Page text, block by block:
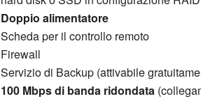
Doppio alimentatore
Scheda per il controllo remoto
Firewall
Servizio di Backup (attivabile
100 Mbps di banda ridondata